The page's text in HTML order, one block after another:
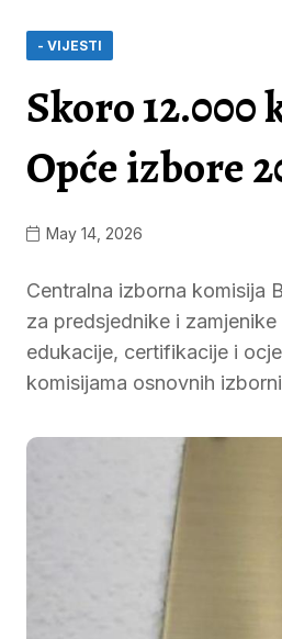
- VIJESTI
Skoro
Opće izbore
May 14, 2026
Centralna izborna komisija
za predsjednike i
edukacije, certifikacije i
komisijama osnovnih